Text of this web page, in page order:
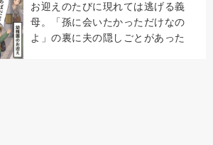
お迎えのたびに現れては逃げる義
母。「孫に会いたかっただけなの
よ」の裏に夫の隠しごとがあった